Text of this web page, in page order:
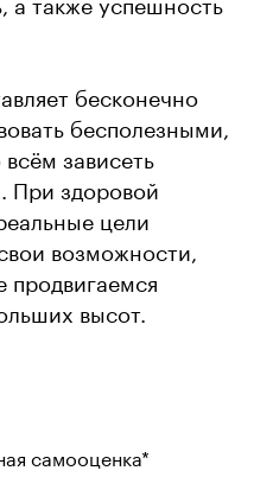
а также успешность
бесконечно
бесполезными,
зависеть
При здоровой
цели
возможности,
продвигаемся
высот.
самооценка*